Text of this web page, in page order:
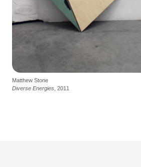
Matthew Stone
Diverse Energies , 2011